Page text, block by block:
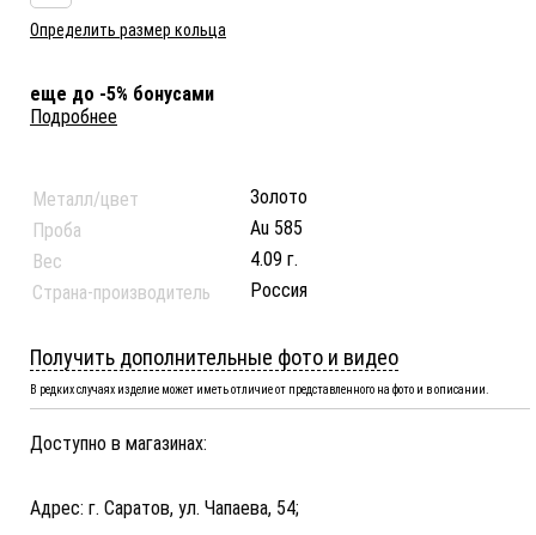
Определить размер кольца
еще до -5% бонусами
Подробнее
Металл/цвет
Золото
Проба
Au 585
Вес
4.09 г.
Страна-производитель
Россия
Получить дополнительные фото и видео
В редких случаях изделие может иметь отличие от представленного на фото и в описании.
Доступно в магазинах:
Адрес: г. Саратов, ул. Чапаева, 54;